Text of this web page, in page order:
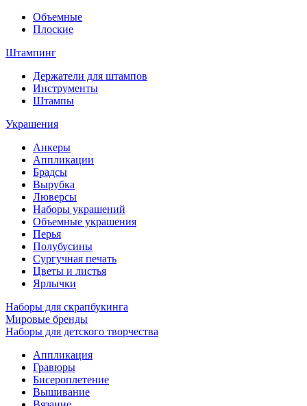
Объемные
Плоские
Штампинг
Держатели для штампов
Инструменты
Штампы
Украшения
Анкеры
Аппликации
Брадсы
Вырубка
Люверсы
Наборы украшений
Объемные украшения
Перья
Полубусины
Сургучная печать
Цветы и листья
Ярлычки
Наборы для скрапбукинга
Мировые бренды
Наборы для детского творчества
Аппликация
Гравюры
Бисероплетение
Вышивание